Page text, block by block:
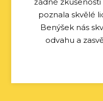
poznala skvělé
Benýšek nás
odvahu a